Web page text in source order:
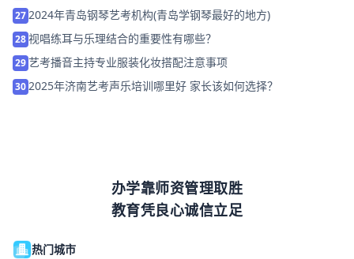
272024年青岛钢琴艺考机构(青岛学钢琴最好的地方)
28视唱练耳与乐理结合的重要性有哪些？
29艺考播音主持专业服装化妆搭配注意事项
302025年济南艺考声乐培训哪里好 家长该如何选择？
办学靠师资管理取胜
教育凭良心诚信立足
热门城市